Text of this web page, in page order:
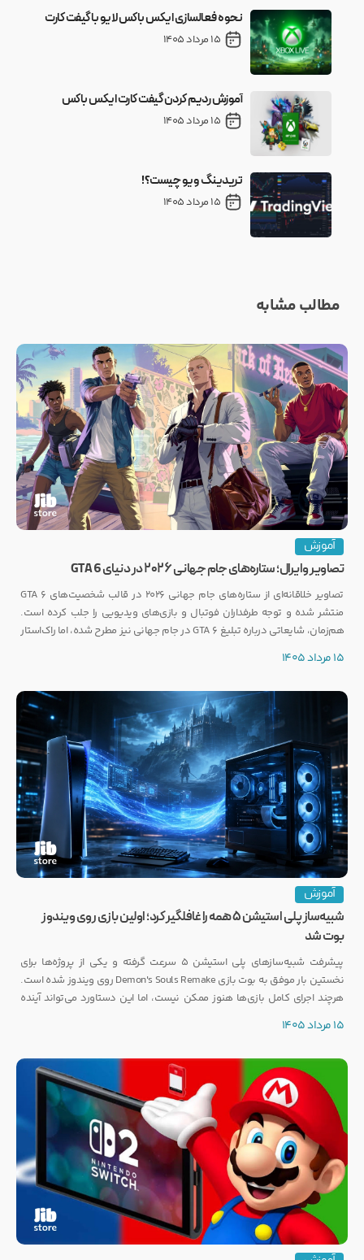
نحوه فعالسازی ایکس باکس لایو با گیفت کارت
15 مرداد 1405
آموزش ردیم کردن گیفت کارت ایکس باکس
15 مرداد 1405
تریدینگ ویو چیست؟!
15 مرداد 1405
مطالب مشابه
آموزش
تصاویر وایرال؛ ستاره‌های جام جهانی ۲۰۲۶ در دنیای GTA 6
تصاویر خلاقانه‌ای از ستاره‌های جام جهانی ۲۰۲۶ در قالب شخصیت‌های GTA 6
منتشر شده و توجه طرفداران فوتبال و بازی‌های ویدیویی را جلب کرده است.
هم‌زمان، شایعاتی درباره تبلیغ GTA 6 در جام جهانی نیز مطرح شده، اما راک‌استار
15 مرداد 1405
آموزش
شبیه‌ساز پلی استیشن ۵ همه را غافلگیر کرد؛ اولین بازی روی ویندوز
بوت شد
پیشرفت شبیه‌سازهای پلی استیشن ۵ سرعت گرفته و یکی از پروژه‌ها برای
نخستین بار موفق به بوت بازی Demon's Souls Remake روی ویندوز شده است.
هرچند اجرای کامل بازی‌ها هنوز ممکن نیست، اما این دستاورد می‌تواند آینده
15 مرداد 1405